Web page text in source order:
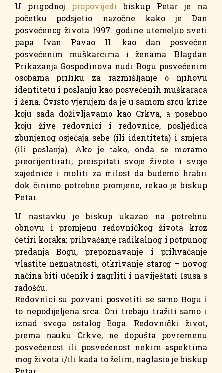
U prigodnoj propovijedi biskup Petar je na
početku podsjetio nazočne kako je Dan
posvećenog života 1997. godine utemeljio sveti
papa Ivan Pavao II. kao dan posvećen
posvećenim muškarcima i ženama. Blagdan
Prikazanja Gospodinova nudi Bogu posvećenim
osobama priliku za razmišljanje o njihovu
identitetu i poslanju kao posvećenih muškaraca
i žena. Čvrsto vjerujem da je u samom srcu krize
koju sada doživljavamo kao Crkva, a posebno
koju žive redovnici i redovnice, posljedica
zbunjenog osjećaja sebe (ili identiteta) i smjera
(ili poslanja). Ako je tako, onda se moramo
preorijentirati; preispitati svoje živote i svoje
zajednice i moliti za milost da budemo hrabri
dok činimo potrebne promjene, rekao je biskup
Petar.
U nastavku je biskup ukazao na potrebnu
obnovu i promjenu redovničkog života kroz
četiri koraka: prihvaćanje radikalnog i potpunog
predanja Bogu, prepoznavanje i prihvaćanje
vlastite neznatnosti, otkrivanje starog – novog
načina biti učenik i zagrliti i naviještati Isusa s
radošću.
Redovnici su pozvani posvetiti se samo Bogu i
to nepodijeljena srca. Oni trebaju tražiti samo i
iznad svega ostalog Boga. Redovnički život,
prema nauku Crkve, ne dopušta povremenu
posvećenost ili posvećenost nekim aspektima
mog života i/ili kada to želim, naglasio je biskup
Petar.